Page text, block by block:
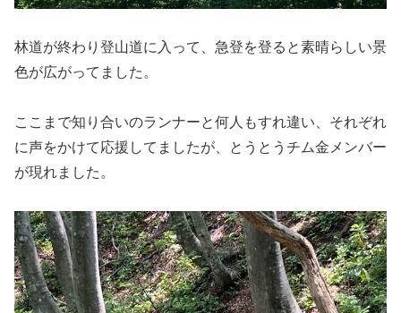
林道が終わり登山道に入って、急登を登ると素晴らしい景
色が広がってました。
ここまで知り合いのランナーと何人もすれ違い、それぞれ
に声をかけて応援してましたが、とうとうチム金メンバー
が現れました。